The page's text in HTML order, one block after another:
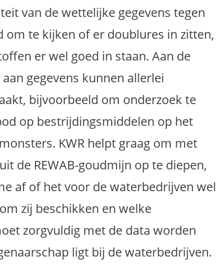
van de wettelijke gegevens tegen
om te kijken of er doublures in zitten,
er wel goed in staan. Aan de
gegevens kunnen allerlei
bijvoorbeeld om onderzoek te
op bestrijdingsmiddelen op het
KWR helpt graag om met
de REWAB-goudmijn op te diepen,
af of het voor de waterbedrijven wel
zij beschikken en welke
zorgvuldig met de data worden
ligt bij de waterbedrijven.